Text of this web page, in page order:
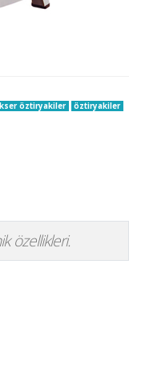
özellikleri.
öztiryakiler öztiryakiler